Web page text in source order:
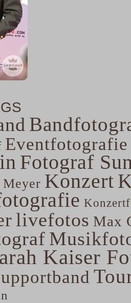
Eventfotografie
Fotograf
Konzert
livefotos Max
Kaiser